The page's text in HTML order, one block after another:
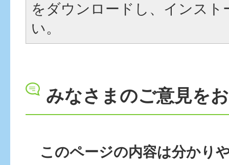
をダウンロードし、インスト
い。
みなさまのご意見を
このページの内容は分かり